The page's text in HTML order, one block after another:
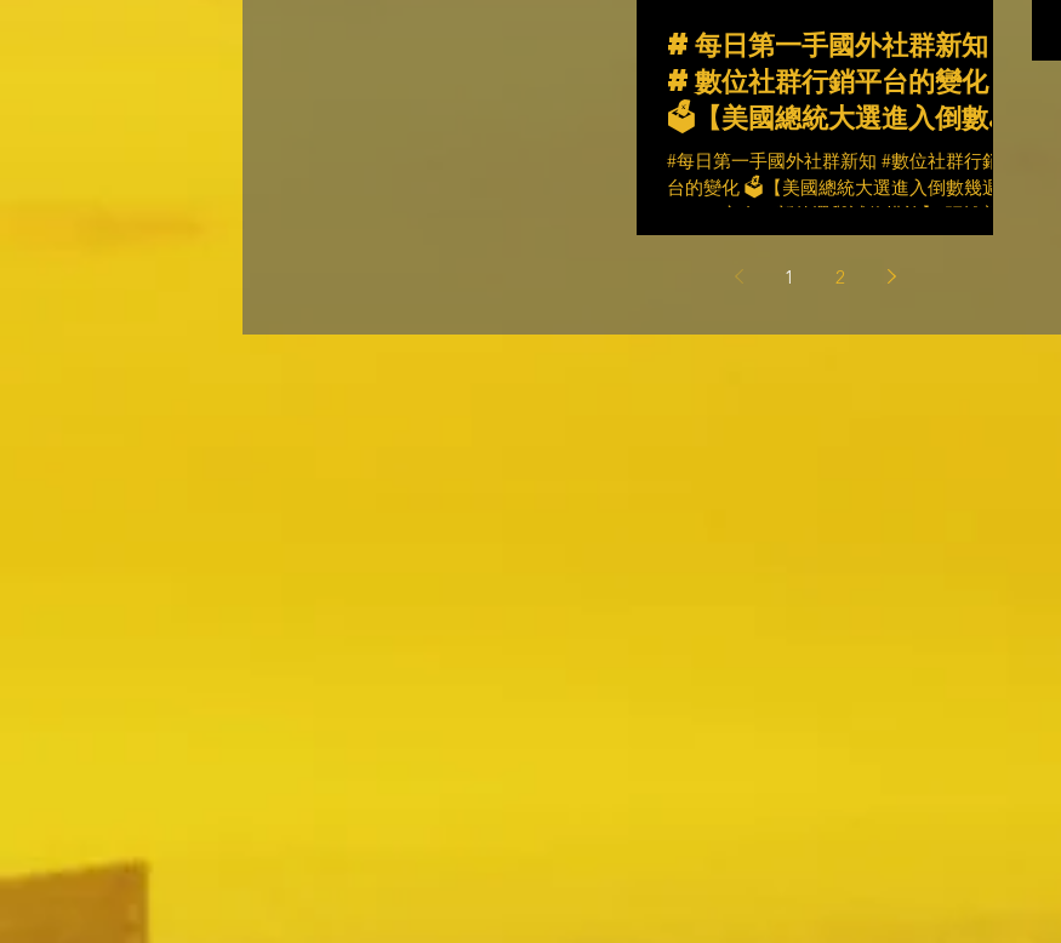
#每日第一手國外社群新知
#數位社群行銷平台的變化
🗳️【美國總統大選進入倒數幾
週，Twitter宣布了新
的選舉誠信措施】
#每日第一手國外社群新知 #數位社群行銷平
台的變化 🗳️【美國總統大選進入倒數幾週，
Twitter宣布了新的選舉誠信措施】 距離美國
總統大選只剩下25天，Twitter宣布了一系列
制止錯誤信息傳播的新措施。🚫 從10月20
1 2